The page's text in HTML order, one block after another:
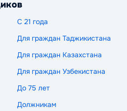
С 21 года
Для граждан Таджикистана
Для граждан Казахстана
Для граждан Узбекистана
До 75 лет
Должникам